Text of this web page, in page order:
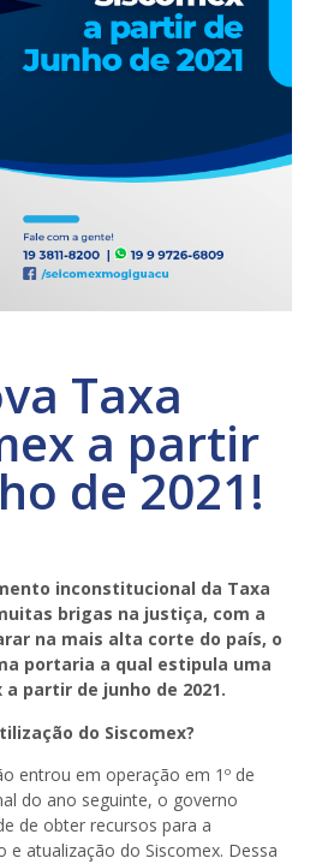
Taxa
a partir
de 2021!
inconstitucional da Taxa
brigas na justiça, com a
na mais alta corte do país, o
portaria a qual estipula uma
a partir de junho de 2021.
do Siscomex?
entrou em operação em 1º de
do ano seguinte, o governo
de obter recursos para a
e atualização do Siscomex. Dessa